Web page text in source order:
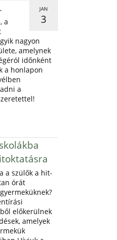
JAN
3
a
nagyon
amelynek
időnként
a honlapon
a
a szülők a hit-
órát
előkerülnek
amelyek